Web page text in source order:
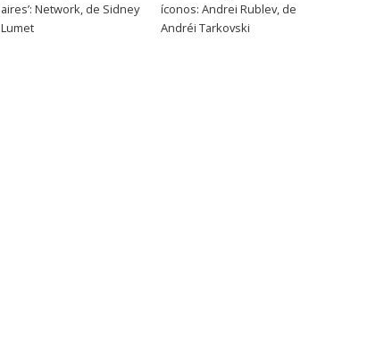
aires’: Network, de Sidney
Lumet
íconos: Andrei Rublev, de
Andréi Tarkovski